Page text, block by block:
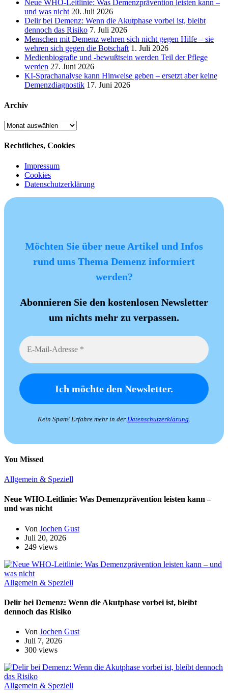
Neue WHO-Leitlinie: Was Demenzprävention leisten kann –
und was nicht 20. Juli 2026
Delir bei Demenz: Wenn die Akutphase vorbei ist, bleibt
dennoch das Risiko 7. Juli 2026
Menschen mit Demenz wehren sich nicht gegen Hilfe – sie
wehren sich gegen die Botschaft 1. Juli 2026
Medienbiografie und -bewußtsein werden Teil der Pflege
werden 27. Juni 2026
KI-Sprachanalyse kann Hinweise geben – ersetzt aber keine
Demenzdiagnostik 17. Juni 2026
Archiv
Archiv
Rechtliches, Cookies
Impressum
Cookies
Datenschutzerklärung
Möchten Sie über neue Artikel und Infos
rund ums Thema Demenz informiert
werden?
Abonnieren Sie den kostenlosen Newsletter
um nichts mehr zu verpassen.
Kein Spam! Erfahre mehr in der Datenschutzerklärung
You Missed
Allgemein & Speziell
Neue WHO-Leitlinie: Was Demenzprävention leisten kann –
und was nicht
Von Jochen Gust
Juli 20, 2026
249 views
Allgemein & Speziell
Delir bei Demenz: Wenn die Akutphase vorbei ist, bleibt
dennoch das Risiko
Von Jochen Gust
Juli 7, 2026
300 views
Allgemein & Speziell